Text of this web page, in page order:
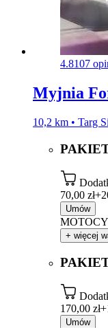
4.8107
Myjnia
10,2 km • Targ
70,00 zł+
Umów
+ więcej
170,00 zł+
Umów